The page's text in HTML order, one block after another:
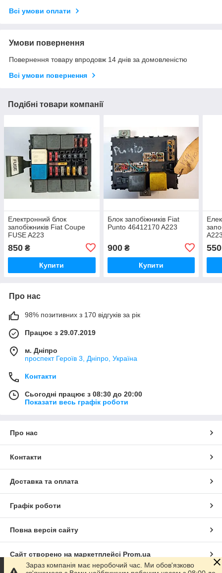
Всі умови оплати
Умови повернення
Повернення товару впродовж 14 днів за домовленістю
Всі умови повернення
Подібні товари компанії
Електронний блок
запобіжників Fiat Coupe
FUSE A223
850 ₴
Купити
Блок запобіжників Fiat
Punto 46412170 A223
900₴
Купити
550
Про нас
98% позитивних з 170 відгуків за рік
Працює з 29.07.2019
м. Дніпро
проспект Героїв 3, Дніпро, Україна
Контакти
Сьогодні працює з 08:30 до 20:00
Показати весь графік роботи
Про нас
Контакти
Доставка та оплата
Графік роботи
Повна версія сайту
Сайт створено на маркетплейсі Prom.ua
Зараз компанія має неробочий час. Ми обов'язково